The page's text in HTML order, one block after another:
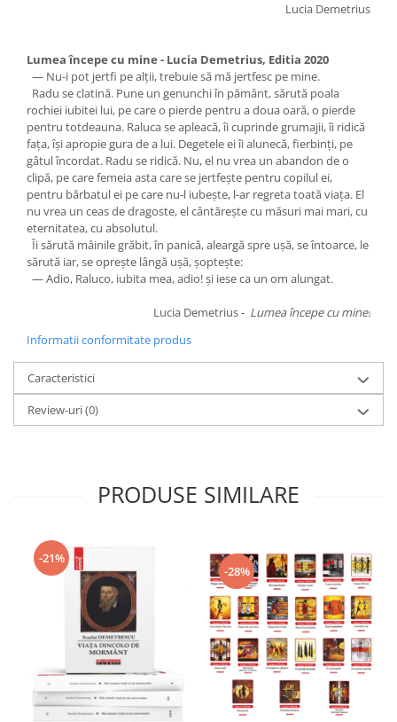
Lucia Demetrius
Lumea începe cu mine - Lucia Demetrius, Editia 2020
— Nu-i pot jertfi pe alţii, trebuie să mă jertfesc pe mine.
Radu se clatină. Pune un genunchi în pământ, sărută poala
rochiei iubitei lui, pe care o pierde pentru a doua oară, o pierde
pentru totdeauna. Raluca se apleacă, îi cuprinde grumajii, îi ridică
faţa, îşi apropie gura de a lui. Degetele ei îi alunecă, fierbinţi, pe
gâtul încordat. Radu se ridică. Nu, el nu vrea un abandon de o
clipă, pe care femeia asta care se jertfeşte pentru copilul ei,
pentru bărbatul ei pe care nu-l iubeşte, l-ar regreta toată viaţa. El
nu vrea un ceas de dragoste, el cântăreşte cu măsuri mai mari, cu
eternitatea, cu absolutul.
Îi sărută mâinile grăbit, în panică, aleargă spre uşă, se întoarce, le
sărută iar, se opreşte lângă uşă, şopteşte:
— Adio, Raluco, iubita mea, adio! şi iese ca un om alungat.
Lucia Demetrius - Lumea începe cu mine!
Informatii conformitate produs
Caracteristici
Review-uri(0)
PRODUSE SIMILARE
-21%
-28%